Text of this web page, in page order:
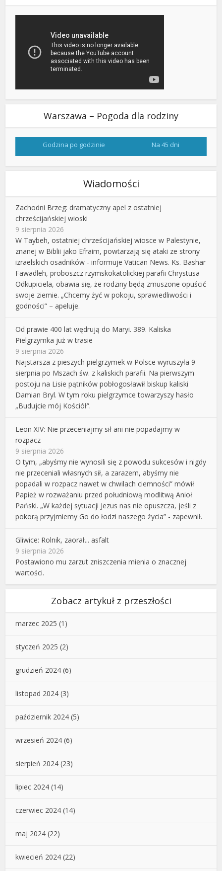
Warszawa – Pogoda dla rodziny
Godzina po godzinie Na 45 dni
Wiadomości
Zachodni Brzeg: dramatyczny apel z ostatniej
chrześcijańskiej wioski
9 sierpnia 2026
W Taybeh, ostatniej chrześcijańskiej wiosce w Palestynie,
znanej w Biblii jako Efraim, powtarzają się ataki ze strony
izraelskich osadników - informuje Vatican News. Ks. Bashar
Fawadleh, proboszcz rzymskokatolickiej parafii Chrystusa
Odkupiciela, obawia się, że rodziny będą zmuszone opuścić
swoje ziemie. „Chcemy żyć w pokoju, sprawiedliwości i
godności” – apeluje.
Od prawie 400 lat wędrują do Maryi. 389. Kaliska
Pielgrzymka już w trasie
9 sierpnia 2026
Najstarsza z pieszych pielgrzymek w Polsce wyruszyła 9
sierpnia po Mszach św. z kaliskich parafii. Na pierwszym
postoju na Lisie pątników pobłogosławił biskup kaliski
Damian Bryl. W tym roku pielgrzymce towarzyszy hasło
„Budujcie mój Kościół”.
Leon XIV: Nie przeceniajmy sił ani nie popadajmy w
rozpacz
9 sierpnia 2026
O tym, „abyśmy nie wynosili się z powodu sukcesów i nigdy
nie przeceniali własnych sił, a zarazem, abyśmy nie
popadali w rozpacz nawet w chwilach ciemności” mówił
Papież w rozważaniu przed południową modlitwą Anioł
Pański. „W każdej sytuacji Jezus nas nie opuszcza, jeśli z
pokorą przyjmiemy Go do łodzi naszego życia” - zapewnił.
Gliwice: Rolnik, zaorał... asfalt
9 sierpnia 2026
Postawiono mu zarzut zniszczenia mienia o znacznej
wartości.
Zobacz artykuł z przeszłości
marzec 2025 (1)
styczeń 2025 (2)
grudzień 2024 (6)
listopad 2024 (3)
październik 2024 (5)
wrzesień 2024 (6)
sierpień 2024 (23)
lipiec 2024 (14)
czerwiec 2024 (14)
maj 2024 (22)
kwiecień 2024 (22)